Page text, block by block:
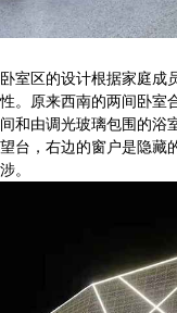
卧室区的设计根据家庭成
性。原来西南的两间卧室
间和由调光玻璃包围的浴
望台，右边的窗户是隐藏
涉。